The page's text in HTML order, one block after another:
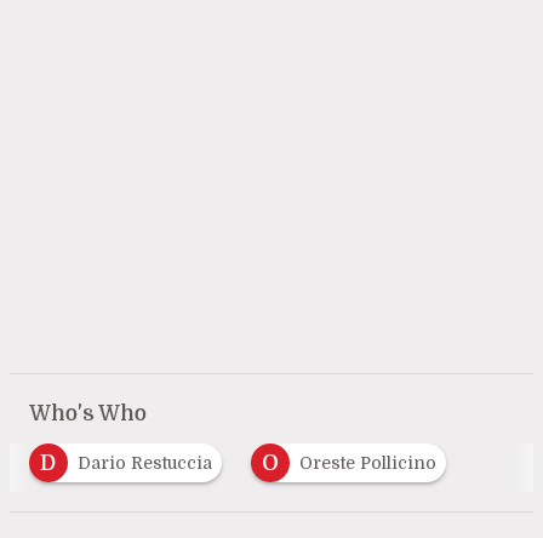
Who's Who
D Dario Restuccia O Oreste Pollicino